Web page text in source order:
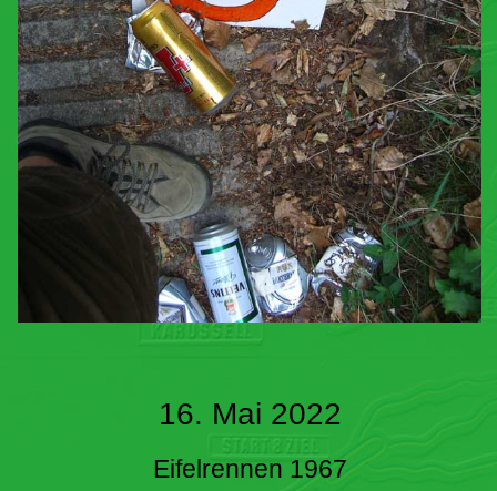
16. Mai 2022
Eifelrennen 1967